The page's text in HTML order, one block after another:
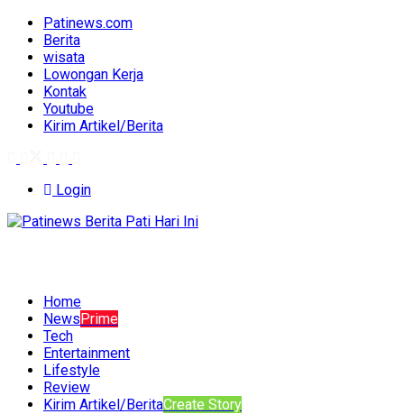
Patinews.com
Berita
wisata
Lowongan Kerja
Kontak
Youtube
Kirim Artikel/Berita
Login
Home
NewsPrime
Tech
Entertainment
Lifestyle
Review
Kirim Artikel/BeritaCreate Story